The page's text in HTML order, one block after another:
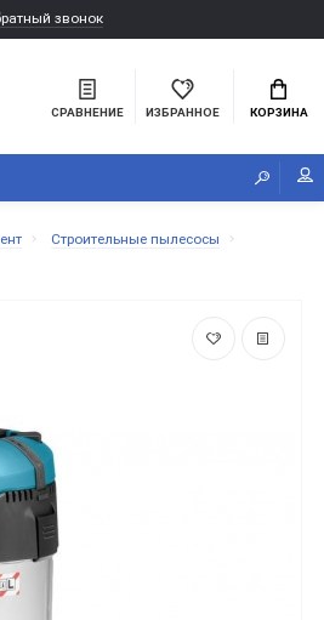
звонок
СРАВНЕНИЕ ИЗБРАННОЕ КОРЗИНА
Строительные пылесосы